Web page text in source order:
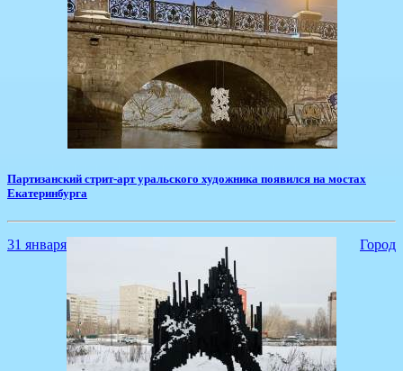
Партизанский стрит-арт уральского художника появился на мостах
Екатеринбурга
31 января Город